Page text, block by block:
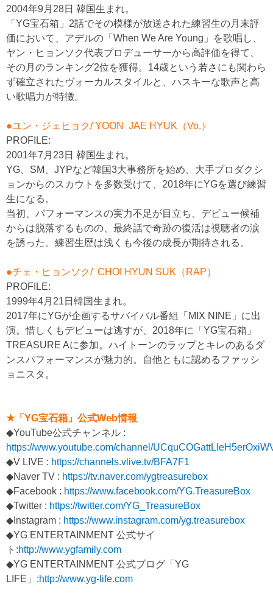
2004年9月28日 韓国生まれ。
「YG宝石箱」2話でその模様が放送された練習生の月末評
価において、アデルの「When We Are Young」を歌唱し、
ヤン・ヒョンソク代表プロデューサーから高評価を得て、
その月のランキング2位を獲得。14歳という若さにも関わら
ず確立されたヴォーカルスタイルと、ハスキーな歌声と高
い歌唱力が特徴。
●ユン・ジェヒョク/ YOON JAE HYUK（Vo.）
PROFILE:
2001年7月23日 韓国生まれ。
YG、SM、JYPなど韓国3大事務所を始め、大手プロダクシ
ョンからのスカウトを多数受けて、2018年にYGを選び練習
生になる。
当初、パフォーマンスの実力不足が目立ち、デビュー候補
からは脱落するものの、最終話で奇跡の復活は視聴者の涙
を誘った。練習生歴は浅くも今後の成長が期待される。
●チェ・ヒョンソク/ CHOI HYUN SUK（RAP）
PROFILE:
1999年4月21日韓国生まれ。
2017年にYGが企画するサバイバル番組「MIX NINE」に出
演。惜しくもデビューは逃すが、2018年に「YG宝石箱」
TREASURE Aに参加。ハイトーンのラップとキレのあるダ
ンスパフォーマンスが魅力的。自他ともに認めるファッシ
ョニスタ。
★「YG宝石箱」公式Web情報
◆YouTube公式チャンネル :
https://www.youtube.com/channel/
◆V LIVE : https://channels.vlive.tv/BFA7F1
◆Naver TV : https://tv.naver.com/ygtreasurebox
◆Facebook : https://www.facebook.com/YG.TreasureBox
◆Twitter : https://twitter.com/YG_TreasureBox
◆Instagram : https://www.instagram.com/yg.treasurebox
◆YG ENTERTAINMENT 公式サイ
ト:http://www.ygfamily.com
◆YG ENTERTAINMENT 公式ブログ「YG
LIFE」:http://www.yg-life.com